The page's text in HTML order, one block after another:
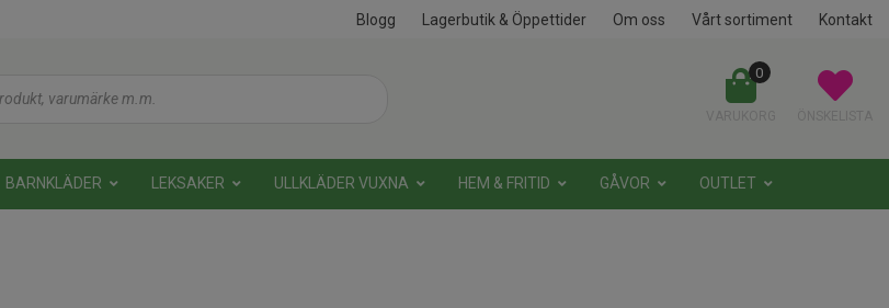
Blogg Lagerbutik & Öppettider Om oss Vårt sortiment Kontakt
0
BARNKLÄDER LEKSAKER ULLKLÄDER VUXNA HEM & FRITID GÅVOR OUTLET